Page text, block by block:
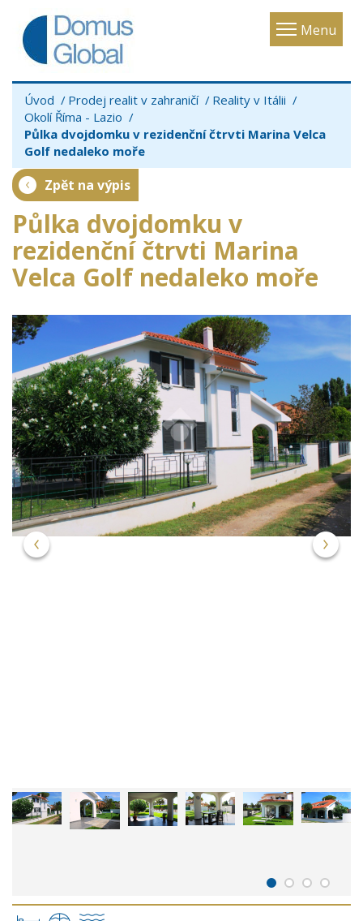
Menu
Toggle
Úvod Prodej realit v zahraničí
Reality v Itálii
Okolí Říma - Lazio
Půlka dvojdomku v rezidenční čtrvti Marina Velca
Golf nedaleko moře
Zpět na výpis
Půlka dvojdomku v
rezidenční čtrvti Marina
Velca Golf nedaleko moře